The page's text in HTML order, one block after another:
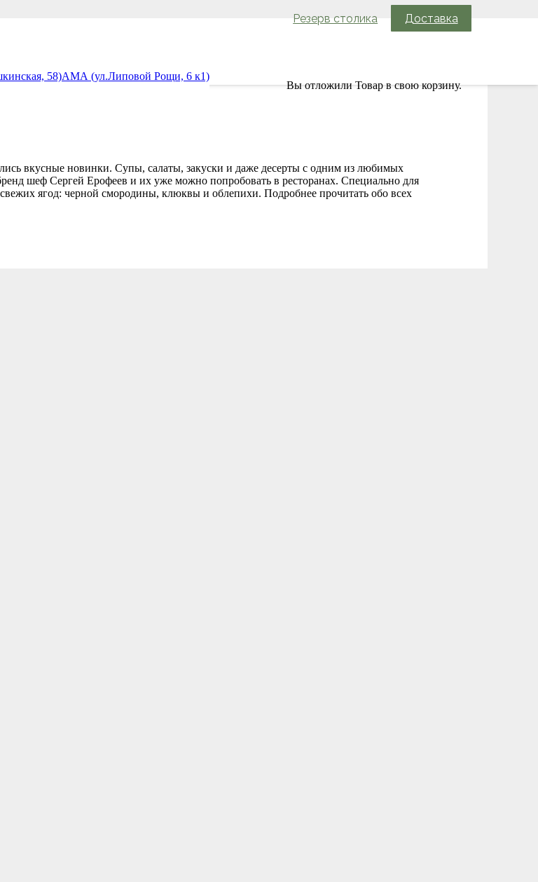
58)АМА (ул.Липовой Рощи, 6 к1)
Резерв столика Доставка
Вы отложилиТоварв свою корзину.
вкусные новинки. Супы, салаты, закуски и даже десерты с одним из любимых
шеф Сергей Ерофеев и их уже можно попробовать в ресторанах. Специально для
ягод: черной смородины, клюквы и облепихи. Подробнее прочитать обо всех